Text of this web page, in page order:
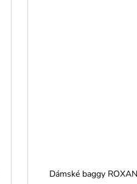
Dámské baggy